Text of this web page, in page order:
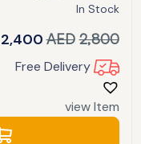
In Stock
AED 2,800
2,400
Free Delivery
view Item